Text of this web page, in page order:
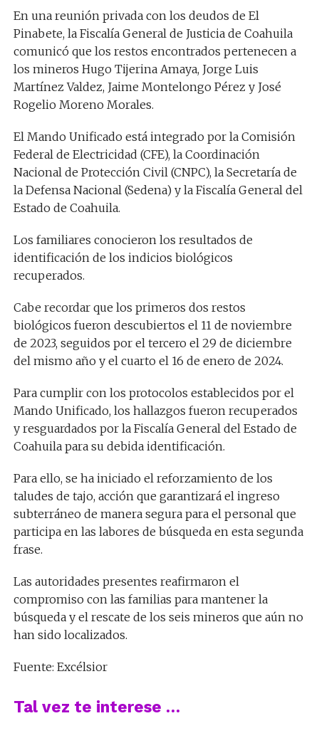
En una reunión privada con los deudos de El
Pinabete, la Fiscalía General de Justicia de Coahuila
comunicó que los restos encontrados pertenecen a
los mineros Hugo Tijerina Amaya, Jorge Luis
Martínez Valdez, Jaime Montelongo Pérez y José
Rogelio Moreno Morales.
El Mando Unificado está integrado por la Comisión
Federal de Electricidad (CFE), la Coordinación
Nacional de Protección Civil (CNPC), la Secretaría de
la Defensa Nacional (Sedena) y la Fiscalía General del
Estado de Coahuila.
Los familiares conocieron los resultados de
identificación de los indicios biológicos
recuperados.
Cabe recordar que los primeros dos restos
biológicos fueron descubiertos el 11 de noviembre
de 2023, seguidos por el tercero el 29 de diciembre
del mismo año y el cuarto el 16 de enero de 2024.
Para cumplir con los protocolos establecidos por el
Mando Unificado, los hallazgos fueron recuperados
y resguardados por la Fiscalía General del Estado de
Coahuila para su debida identificación.
Para ello, se ha iniciado el reforzamiento de los
taludes de tajo, acción que garantizará el ingreso
subterráneo de manera segura para el personal que
participa en las labores de búsqueda en esta segunda
frase.
Las autoridades presentes reafirmaron el
compromiso con las familias para mantener la
búsqueda y el rescate de los seis mineros que aún no
han sido localizados.
Fuente: Excélsior
Tal vez te interese …